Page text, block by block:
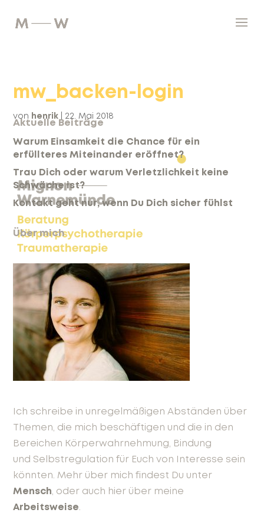
mw_backen-login
von henrik 22. Mai 2018
Aktuelle Beiträge
Warum Einsamkeit die Chance für ein
erfüllteres Miteinander eröffnet?
Trau Dich oder warum Verletzlichkeit keine
Schwäche ist?
Kontakt geht nur, wenn Du Dich sicher fühlst
Über mich
Ich schreibe in unregelmäßigen Abständen über
Themen, die mich beschäftigen und die in den
Bereichen Körperwahrnehmung, Bindung
und Selbstregulation für Euch von Interesse sein
könnten. Mehr über mich findest Du unter
Mensch , oder auch hier über meine
Arbeitsweise